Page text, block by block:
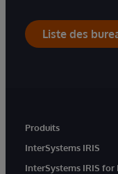
Liste des
Produits
InterSystems IRIS
InterSystems IRIS for